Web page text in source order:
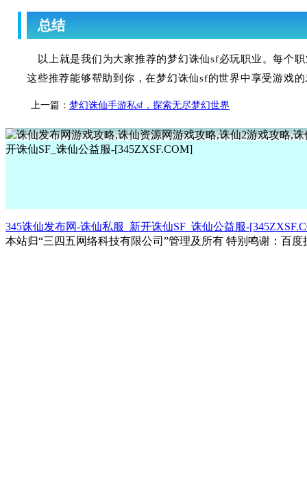
总结
以上就是我们为大家推荐的梦幻诛仙sf必玩职业。每个
这些推荐能够帮助到你，在梦幻诛仙sf的世界中享受游戏
上一篇： 梦幻诛仙手游私sf，探索无尽梦幻世界
345诛仙发布网-诛仙私服_新开诛仙SF_诛仙公益服-
本站归“三四五网络科技有限公司”管理及所有 特别鸣谢：百度